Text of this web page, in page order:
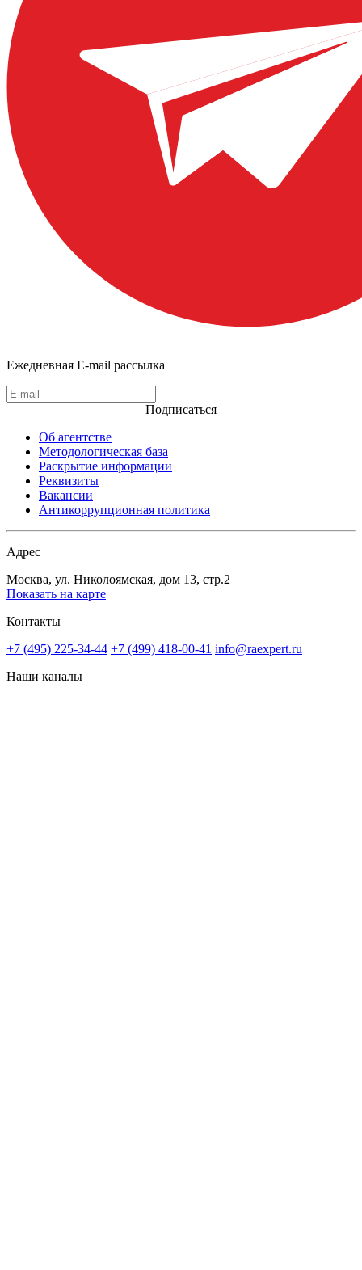
Ежедневная E-mail рассылка
Подписаться
Об агентстве
Методологическая база
Раскрытие информации
Реквизиты
Вакансии
Антикоррупционная политика
Адрес
Москва, ул. Николоямская, дом 13, стр.2
Показать на карте
Контакты
+7 (495) 225-34-44 +7 (499) 418-00-41 info@raexpert.ru
Наши каналы